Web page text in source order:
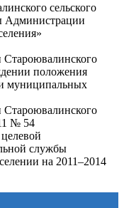
сельского
Администрации
положения
муниципальных
№ 54
службы
на 2011–2014